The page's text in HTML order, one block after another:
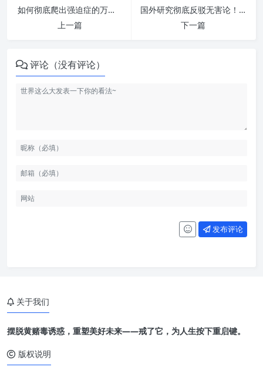
如何彻底爬出强迫症的万丈深渊 | 纵欲危害
上一篇
国外研究彻底反驳无害论！ | 纵欲危害
下一篇
评论（没有评论）
发布评论
关于我们
摆脱黄赌毒诱惑，重塑美好未来——戒了它，为人生按下重启键。
版权说明